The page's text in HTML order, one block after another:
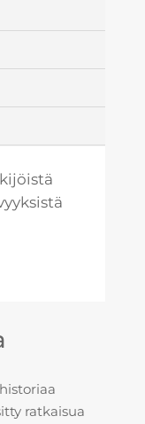
ratkaisua